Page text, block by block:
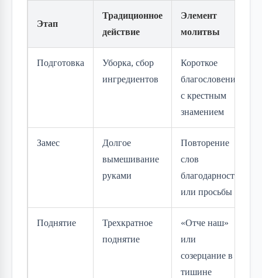
Этап
Традиционное
действие
Элемент
молитвы
Подготовка
Уборка, сбор
ингредиентов
Короткое
благословение
с крестным
знамением
Замес
Долгое
вымешивание
руками
Повторение
слов
благодарности
или просьбы
Поднятие
Трехкратное
поднятие
«Отче наш»
или
созерцание в
тишине